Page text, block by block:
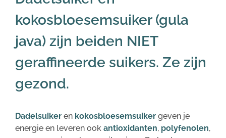
kokosbloesemsuiker (gula
java) zijn beiden NIET
geraffineerde suikers. Ze zijn
gezond.
Dadelsuiker en kokosbloesemsuiker geven je
energie en leveren ook antioxidanten, polyfenolen,